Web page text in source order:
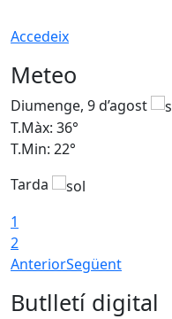
Accedeix
Meteo
Diumenge, 9 d’agost
T.Màx: 36°
T.Min: 22°
Tarda
1
2
AnteriorSegüent
Butlletí digital